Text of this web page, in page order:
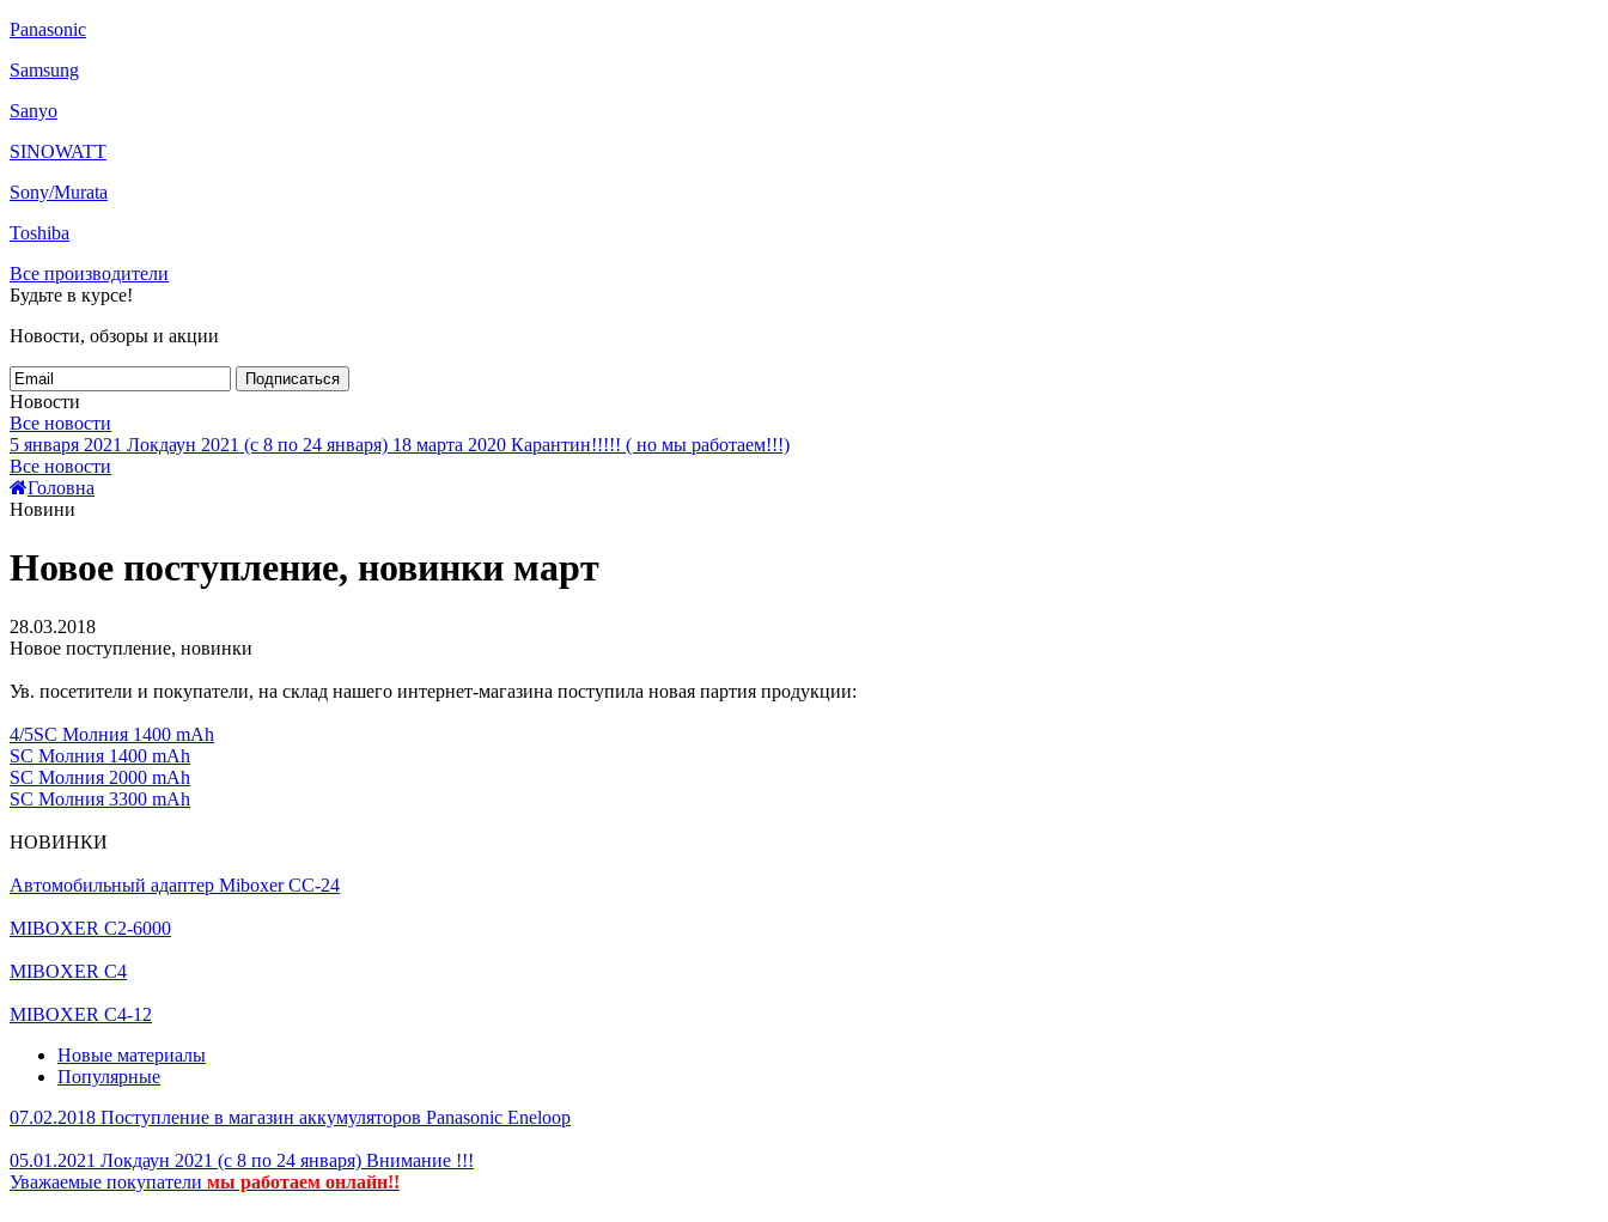
Panasonic
Samsung
Sanyo
SINOWATT
Sony/Murata
Toshiba
Все производители
Будьте в курсе!
Новости, обзоры и акции
Подписаться
Новости
Все новости
5 января 2021 Локдаун 2021 (с 8 по 24 января) 18 марта 2020 Карантин!!!!! ( но мы работаем!!!)
Все новости
Головна
Новини
Новое поступление, новинки март
28.03.2018
Новое поступление, новинки
Ув. посетители и покупатели, на склад нашего интернет-магазина поступила новая партия продукции:
4/5SC Молния 1400 mAh
SC Молния 1400 mAh
SC Молния 2000 mAh
SC Молния 3300 mAh
НОВИНКИ
Автомобильный адаптер Miboxer CC-24
MIBOXER C2-6000
MIBOXER C4
MIBOXER C4-12
Новые материалы
Популярные
07.02.2018 Поступление в магазин аккумуляторов Panasonic Eneloop
05.01.2021 Локдаун 2021 (с 8 по 24 января) Внимание !!!
Уважаемые покупатели мы работаем онлайн!!